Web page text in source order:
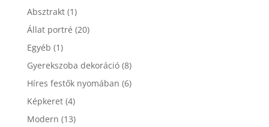
Absztrakt (1)
Állat portré (20)
Egyéb (1)
Gyerekszoba dekoráció (8)
Híres festők nyomában (6)
Képkeret (4)
Modern (13)